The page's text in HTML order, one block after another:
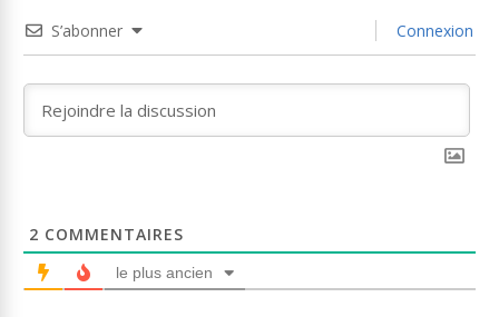
S’abonner Connexion
2 COMMENTAIRES
le plus ancien